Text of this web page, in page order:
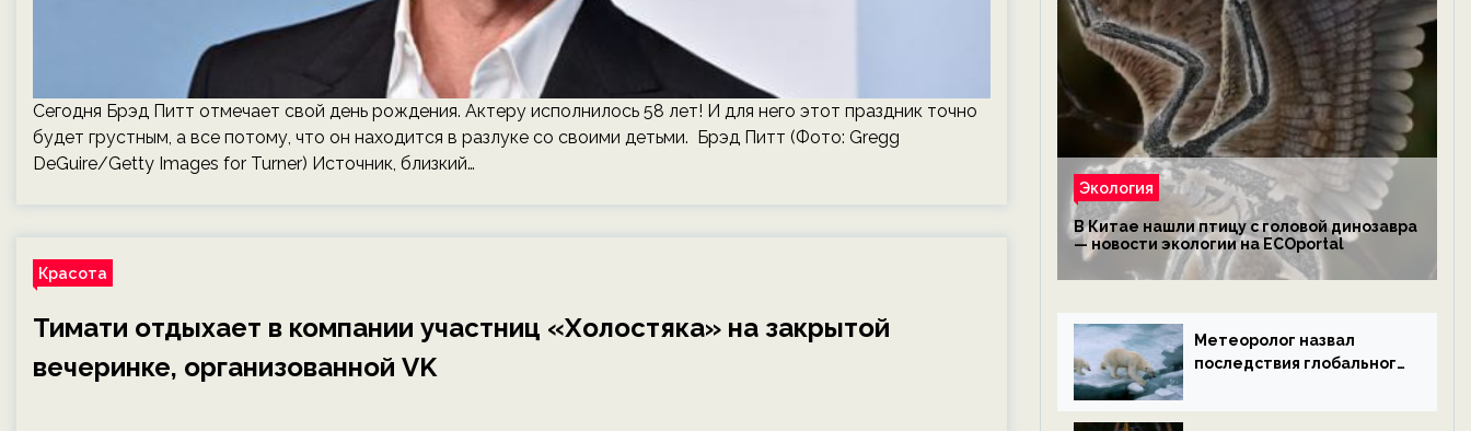
Сегодня Брэд Питт отмечает свой день рождения. Актеру исполнилось 58 лет! И для него этот праздник точно
будет грустным, а все потому, что он находится в разлуке со своими детьми. Брэд Питт (Фото: Gregg
DeGuire/Getty Images for Turner) Источник, близкий…
Красота
Тимати отдыхает в компании участниц «Холостяка» на закрытой
вечеринке, организованной VK
Экология
В Китае нашли птицу с головой динозавра
— новости экологии на ECOportal
Метеоролог назвал
последствия глобального